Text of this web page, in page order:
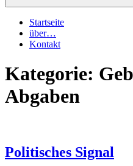
Startseite
über…
Kontakt
Kategorie:
Abgaben
Politisches Signal